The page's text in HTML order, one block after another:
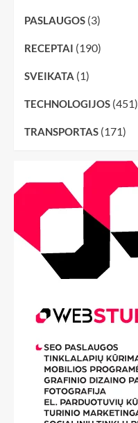
PASLAUGOS (3)
RECEPTAI (190)
SVEIKATA (1)
TECHNOLOGIJOS (451)
TRANSPORTAS (171)